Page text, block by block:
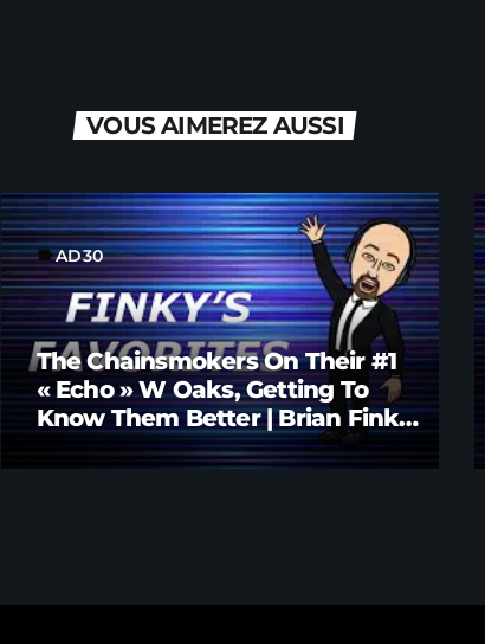
VOUS AIMEREZ AUSSI
labelAD30
The Chainsmokers On Their #1
« Echo » W Oaks, Getting To
Know Them Better | Brian Fink